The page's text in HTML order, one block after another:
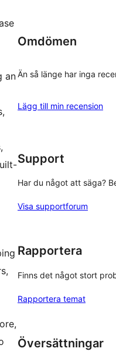
an
Omdömen
Än så länge har inga
Lägg till min recension
Support
Har du något att säga?
Visa supportforum
Rapportera
Finns det något stort
Rapportera temat
Översättningar